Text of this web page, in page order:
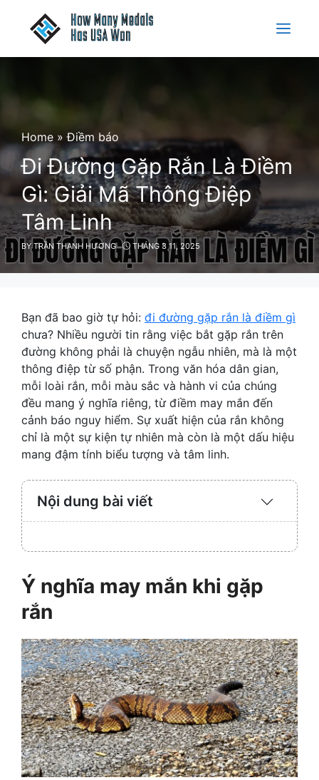
content
Menu
Home »Điềm báo
Đi Đường Gặp Rắn Là Điềm
Gì: Giải Mã Thông Điệp
Tâm Linh
BYTRẦN THANH HƯƠNG THÁNG 3 11, 2025
Bạn đã bao giờ tự hỏi: đi đường gặp rắn là điềm gì
chưa? Nhiều người tin rằng việc bắt gặp rắn trên
đường không phải là chuyện ngẫu nhiên, mà là một
thông điệp từ số phận. Trong văn hóa dân gian,
mỗi loài rắn, mỗi màu sắc và hành vi của chúng
đều mang ý nghĩa riêng, từ điềm may mắn đến
cảnh báo nguy hiểm. Sự xuất hiện của rắn không
chỉ là một sự kiện tự nhiên mà còn là một dấu hiệu
mang đậm tính biểu tượng và tâm linh.
Nội dung bài viết
Expand
Ý nghĩa may mắn khi gặp
rắn